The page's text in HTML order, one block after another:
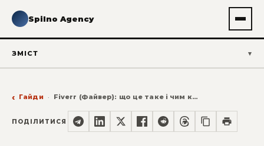
Spilno Agency
ЗМІСТ
Гайди Fiverr (Файвер): що це таке і чим корисний фрілансеру
ПОДІЛИТИСЯ